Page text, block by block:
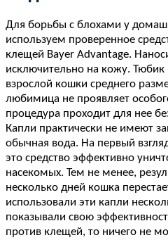
Для борьбы с блохами у
используем проверенное
клещей Bayer Advantage.
исключительно на кожу. Тюбик
взрослой кошки среднего
любимица не проявляет
процедура проходит для нее
Капли практически не имеют
обычная вода. На первый
это средство эффективно
насекомых. Тем не менее,
несколько дней кошка
использовали эти капли
показывали свою
против клещей, то ничего не